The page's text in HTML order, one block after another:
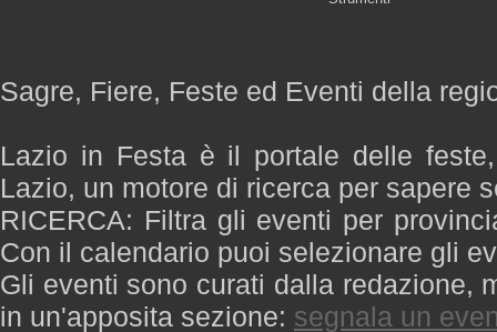
Sagre, Fiere, Feste ed Eventi della
Lazio in Festa è il portale delle
Lazio, un motore di ricerca per sapere
RICERCA: Filtra gli eventi per
Con il calendario puoi selezionare gli
Gli eventi sono curati dalla redazione,
in un'apposita sezione: segnala un